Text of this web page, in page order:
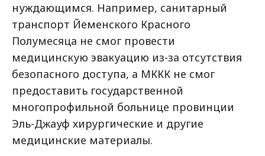
нуждающимся. Например, санитарный
транспорт Йеменского Красного
Полумесяца не смог провести
медицинскую эвакуацию из-за отсутствия
безопасного доступа, а МККК не смог
предоставить государственной
многопрофильной больнице провинции
Эль-Джауф хирургические и другие
медицинские материалы.